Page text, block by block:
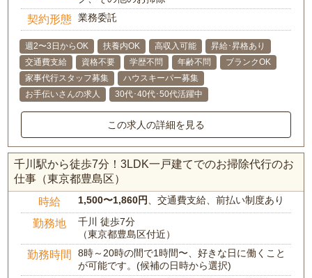
契約形態 業務委託
週2〜3日からOK 扶養内OK 高収入可能
昇給･昇格あり
交通費支給
資格不要 学歴不問 年齢不問
ブランクOK
家事代行スタッフ募集
ハウスキーパー募集
お手伝いさんの求人
30代･40代･50代活躍中
この求人の詳細を見る
千川駅から徒歩7分！3LDK一戸建てでのお掃除代行のお
仕事（東京都豊島区）
時給 1,500〜1,860円、交通費支給、前払い制度あり
勤務地
千川 徒歩7分
（東京都豊島区付近）
勤務時間
8時～20時の間で1時間〜、好きな日に働くこと
が可能です。(候補の日時から選択)